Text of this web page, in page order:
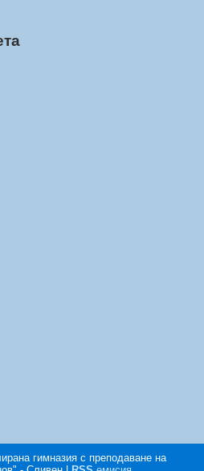
гимназия с преподаване на